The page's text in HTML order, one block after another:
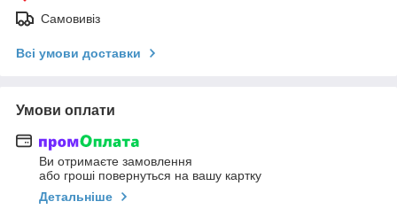
Самовивіз
Всі умови доставки
Умови оплати
Ви отримаєте замовлення
або гроші повернуться на вашу картку
Детальніше